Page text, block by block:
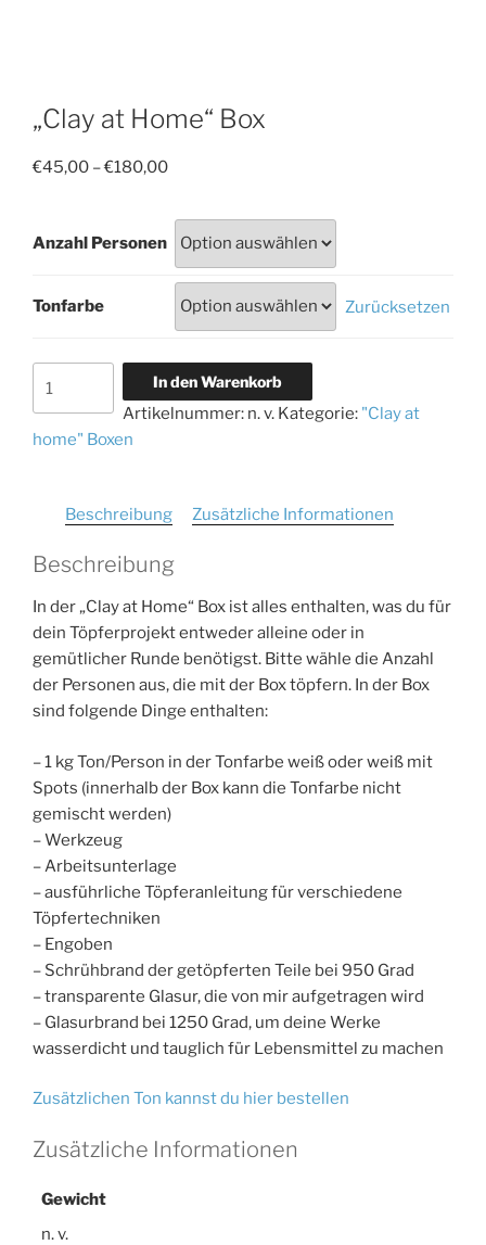
„Clay at Home“ Box
€45,00 –€180,00Preisspanne:
bis
€180,00
Anzahl Personen
Tonfarbe Zurücksetzen
In den Warenkorb
Artikelnummer: n. v. Kategorie: "Clay at
home" Boxen
Beschreibung Zusätzliche Informationen
Beschreibung
In der „Clay at Home“ Box ist alles enthalten, was du für
dein Töpferprojekt entweder alleine oder in
gemütlicher Runde benötigst. Bitte wähle die Anzahl
der Personen aus, die mit der Box töpfern. In der Box
sind folgende Dinge enthalten:
– 1 kg Ton/Person in der Tonfarbe weiß oder weiß mit
Spots (innerhalb der Box kann die Tonfarbe nicht
gemischt werden)
– Werkzeug
– Arbeitsunterlage
– ausführliche Töpferanleitung für verschiedene
Töpfertechniken
– Engoben
– Schrühbrand der getöpferten Teile bei 950 Grad
– transparente Glasur, die von mir aufgetragen wird
– Glasurbrand bei 1250 Grad, um deine Werke
wasserdicht und tauglich für Lebensmittel zu machen
Zusätzlichen Ton kannst du hier bestellen
Zusätzliche Informationen
Gewicht
n. v.